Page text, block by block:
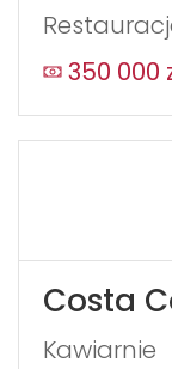
350 000
Costa
Kawiarnie